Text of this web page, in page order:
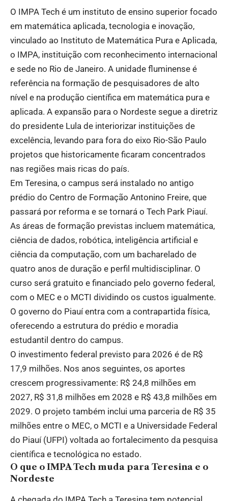
O IMPA Tech é um instituto de ensino superior focado
em matemática aplicada, tecnologia e inovação,
vinculado ao Instituto de Matemática Pura e Aplicada,
o IMPA, instituição com reconhecimento internacional
e sede no Rio de Janeiro. A unidade fluminense é
referência na formação de pesquisadores de alto
nível e na produção científica em matemática pura e
aplicada. A expansão para o Nordeste segue a diretriz
do presidente Lula de interiorizar instituições de
excelência, levando para fora do eixo Rio-São Paulo
projetos que historicamente ficaram concentrados
nas regiões mais ricas do país.
Em Teresina, o campus será instalado no antigo
prédio do Centro de Formação Antonino Freire, que
passará por reforma e se tornará o Tech Park Piauí.
As áreas de formação previstas incluem matemática,
ciência de dados, robótica, inteligência artificial e
ciência da computação, com um bacharelado de
quatro anos de duração e perfil multidisciplinar. O
curso será gratuito e financiado pelo governo federal,
com o MEC e o MCTI dividindo os custos igualmente.
O governo do Piauí entra com a contrapartida física,
oferecendo a estrutura do prédio e moradia
estudantil dentro do campus.
O investimento federal previsto para 2026 é de R$
17,9 milhões. Nos anos seguintes, os aportes
crescem progressivamente: R$ 24,8 milhões em
2027, R$ 31,8 milhões em 2028 e R$ 43,8 milhões em
2029. O projeto também inclui uma parceria de R$ 35
milhões entre o MEC, o MCTI e a Universidade Federal
do Piauí (UFPI) voltada ao fortalecimento da pesquisa
científica e tecnológica no estado.
O que o IMPA Tech muda para Teresina e o
Nordeste